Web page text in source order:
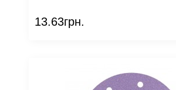
13.63грн.